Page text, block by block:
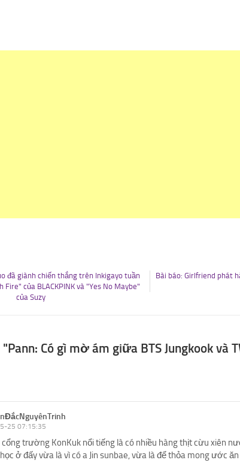
đã giành chiến thắng trên Inkigayo tuần
của BLACKPINK và "Yes No Maybe"
của Suzy
Bài báo: Girlfriend phát
Có gì mờ ám giữa BTS Jungkook và
25 07:15:35
trường KonKuk nổi tiếng là có nhiều hàng thịt cừu xiên
ở đấy vừa là vì có a Jin sunbae, vừa là để thỏa mong ước